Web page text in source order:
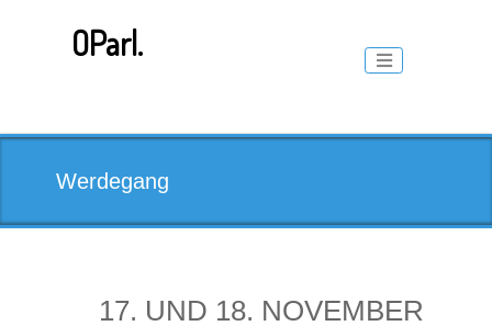
OParl. Toggle
Werdegang
17. UND 18. NOVEMBER